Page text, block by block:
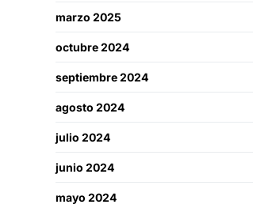
marzo 2025
octubre 2024
septiembre 2024
agosto 2024
julio 2024
junio 2024
mayo 2024